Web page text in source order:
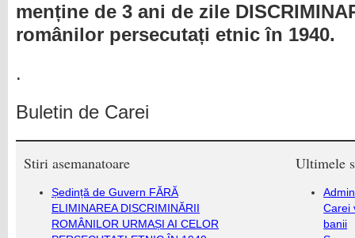
menține de 3 ani de zile
românilor persecutați etnic în 1940.
.
Buletin de Carei
Stiri asemanatoare
Ședință de Guvern FĂRĂ
ELIMINAREA DISCRIMINĂRII
ROMÂNILOR URMAȘI AI CELOR
Ultimele
Carei
banii